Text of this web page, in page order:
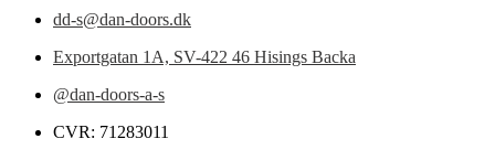
dd-s@dan-doors.dk
Exportgatan 1A, SV-422 46 Hisings Backa
@dan-doors-a-s
CVR: 71283011